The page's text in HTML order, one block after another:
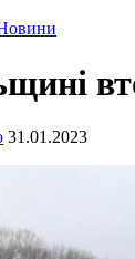
31.01.2023